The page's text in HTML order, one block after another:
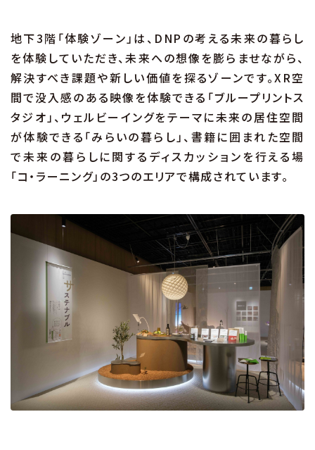
地下3階「体験ゾーン」は、DNPの考える未来の暮らし
を体験していただき、未来への想像を膨らませながら、
解決すべき課題や新しい価値を探るゾーンです。XR空
間で没入感のある映像を体験できる「ブループリントス
タジオ」、ウェルビーイングをテーマに未来の居住空間
が体験できる「みらいの暮らし」、書籍に囲まれた空間
で未来の暮らしに関するディスカッションを行える場
「コ・ラーニング」の3つのエリアで構成されています。